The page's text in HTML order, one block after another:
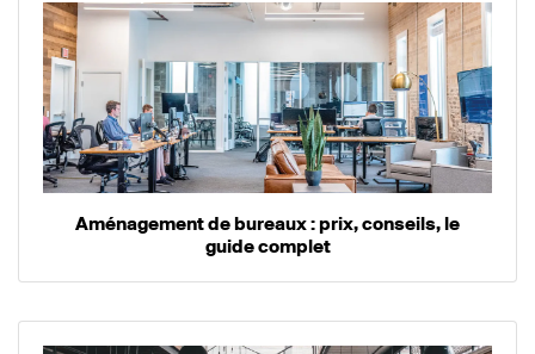
Aménagement de bureaux : prix, conseils, le
guide complet